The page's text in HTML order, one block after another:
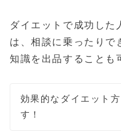
ダイエットで成功した
は、相談に乗ったりで
知識を出品することも
効果的なダイエット
す！